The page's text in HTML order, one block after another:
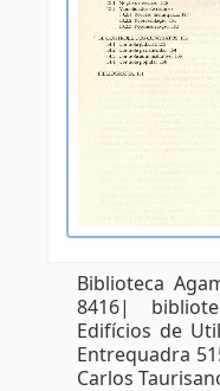
Biblioteca
8416|
Edifícios de
Entrequadra
Carlos